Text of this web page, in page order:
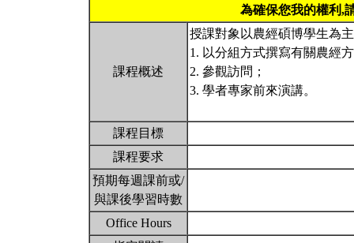
為確保您我的權利,
課程概述
授課對象以農經碩博學生為
1. 以分組方式撰寫有關農經
2. 參觀訪問；
3. 學者專家前來演講。
課程目標
課程要求
預期每週課前或/
與課後學習時數
Office Hours